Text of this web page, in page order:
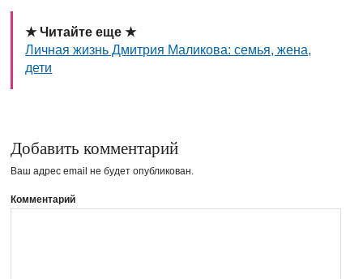
★ Читайте еще ★
Личная жизнь Дмитрия Маликова: семья, жена,
дети
Добавить комментарий
Ваш адрес email не будет опубликован.
Комментарий